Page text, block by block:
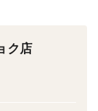
り不要です。
入した時のあ
ク店